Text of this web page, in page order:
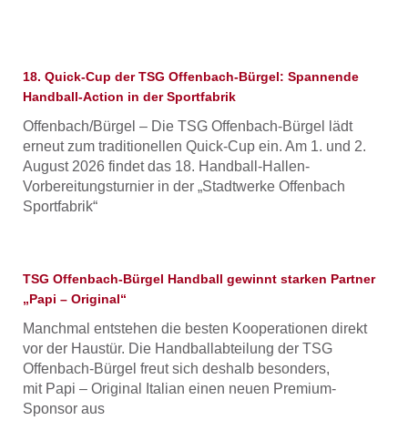
18. Quick-Cup der TSG Offenbach-Bürgel: Spannende
Handball-Action in der Sportfabrik
Offenbach/Bürgel – Die TSG Offenbach-Bürgel lädt
erneut zum traditionellen Quick-Cup ein. Am 1. und 2.
August 2026 findet das 18. Handball-Hallen-
Vorbereitungsturnier in der „Stadtwerke Offenbach
Sportfabrik“
TSG Offenbach-Bürgel Handball gewinnt starken Partner
„Papi – Original“
Manchmal entstehen die besten Kooperationen direkt
vor der Haustür. Die Handballabteilung der TSG
Offenbach-Bürgel freut sich deshalb besonders,
mit Papi – Original Italian einen neuen Premium-
Sponsor aus